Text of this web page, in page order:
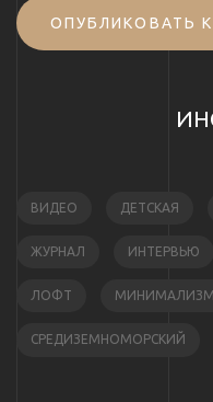
ОПУБЛИКОВАТЬ
ВИДЕО ДЕТСКАЯ
ЖУРНАЛ ИНТЕРВЬЮ
ЛОФТ МИНИМАЛИЗМ
СРЕДИЗЕМНОМОРСКИЙ